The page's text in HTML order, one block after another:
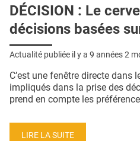
E-REVUE SAD
QUI SOMMES-NOUS ?
CONDITIONS GÉNÉRALES
DÉCISION : Le
décisions basées
Actualité publiée il y a 9 années 2
C’est une fenêtre directe dans
impliqués dans la prise des
prend en compte les
LIRE LA SUITE